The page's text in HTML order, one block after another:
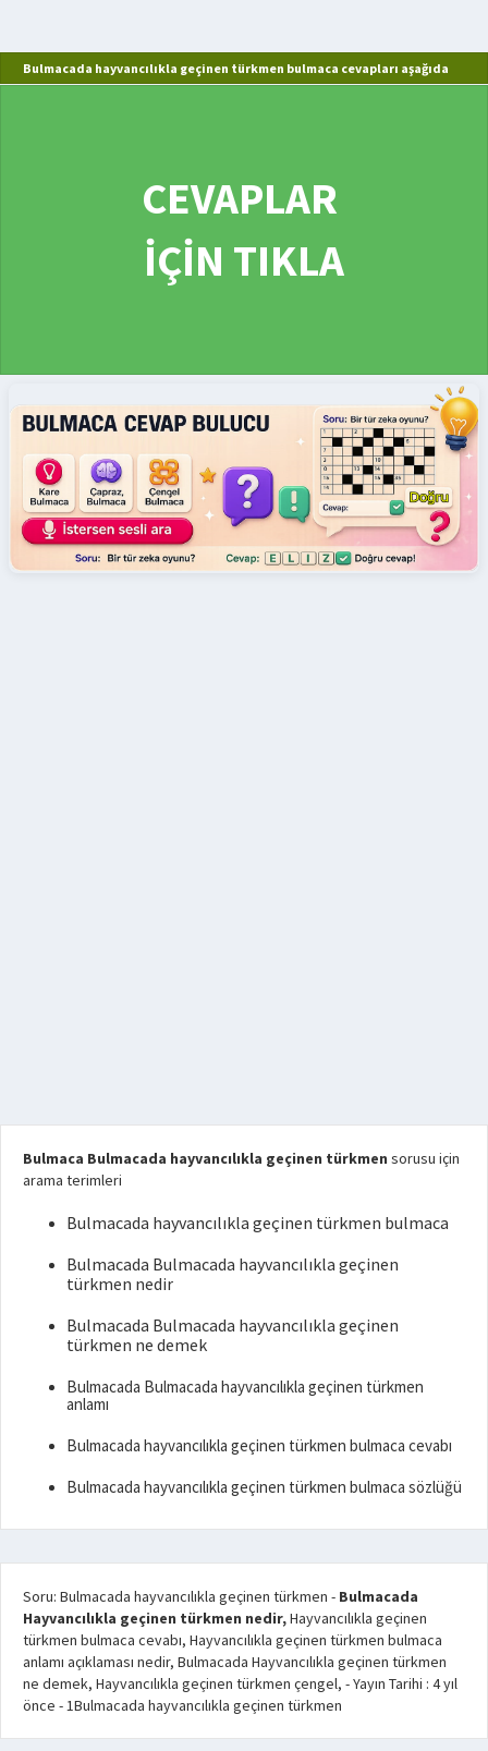
Bulmacada hayvancılıkla geçinen türkmen bulmaca cevapları aşağıda
CEVAPLAR
İÇİN TIKLA
Bulmaca Bulmacada hayvancılıkla geçinen türkmen sorusu için
arama terimleri
Bulmacada hayvancılıkla geçinen türkmen bulmaca
Bulmacada Bulmacada hayvancılıkla geçinen
türkmen nedir
Bulmacada Bulmacada hayvancılıkla geçinen
türkmen ne demek
Bulmacada Bulmacada hayvancılıkla geçinen türkmen
anlamı
Bulmacada hayvancılıkla geçinen türkmen bulmaca cevabı
Bulmacada hayvancılıkla geçinen türkmen bulmaca sözlüğü
Soru: Bulmacada hayvancılıkla geçinen türkmen - Bulmacada
Hayvancılıkla geçinen türkmen nedir,Hayvancılıkla geçinen
türkmen bulmaca cevabı, Hayvancılıkla geçinen türkmen bulmaca
anlamı açıklaması nedir, Bulmacada Hayvancılıkla geçinen türkmen
ne demek, Hayvancılıkla geçinen türkmen çengel, - Yayın Tarihi : 4 yıl
önce -1Bulmacada hayvancılıkla geçinen türkmen